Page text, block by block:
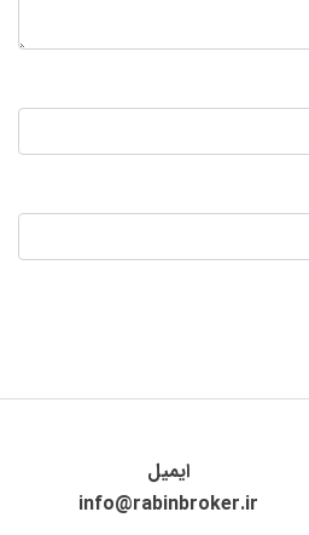
ایمیل
info@rabinbroker.ir